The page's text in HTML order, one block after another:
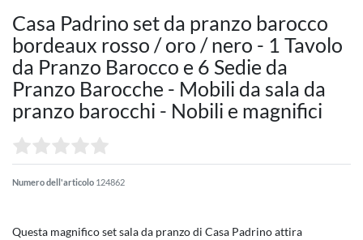
Casa Padrino set da pranzo barocco
bordeaux rosso / oro / nero - 1 Tavolo
da Pranzo Barocco e 6 Sedie da
Pranzo Barocche - Mobili da sala da
pranzo barocchi - Nobili e magnifici
Numero dell'articolo 124862
Questa magnifico set sala da pranzo di Casa Padrino attira